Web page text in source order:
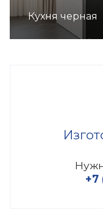
Кухня черная
+7